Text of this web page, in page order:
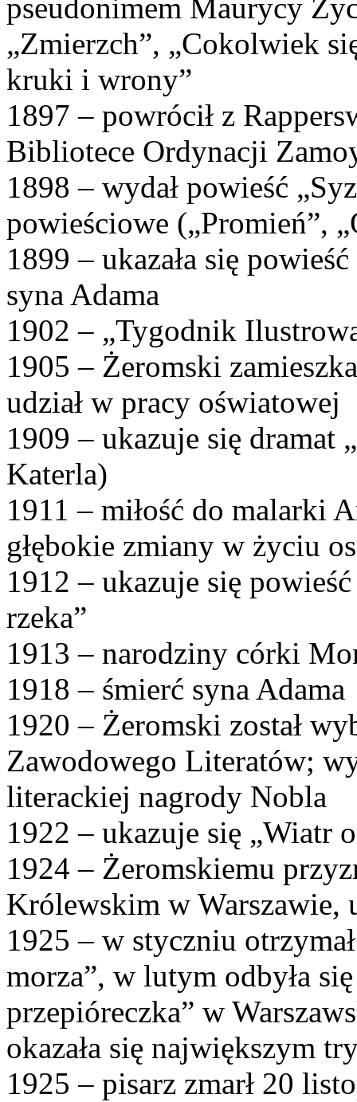
pseudonimem Maurycy
„Zmierzch”, „Cokolwiek
kruki i wrony”
1897 – powrócił z
Bibliotece Ordynacji
1898 – wydał powieść
powieściowe („Promień”,
1899 – ukazała się
syna Adama
1902 – „Tygodnik
1905 – Żeromski
udział w pracy oświatowej
1909 – ukazuje się dramat
Katerla)
1911 – miłość do malarki
głębokie zmiany w życiu
1912 – ukazuje się
rzeka”
1913 – narodziny córki
1918 – śmierć syna Adama
1920 – Żeromski został
Zawodowego Literatów;
literackiej nagrody Nobla
1922 – ukazuje się „Wiatr
1924 – Żeromskiemu
Królewskim w Warszawie,
1925 – w styczniu
morza”, w lutym odbyła
przepióreczka” w
okazała się największym
1925 – pisarz zmarł 20